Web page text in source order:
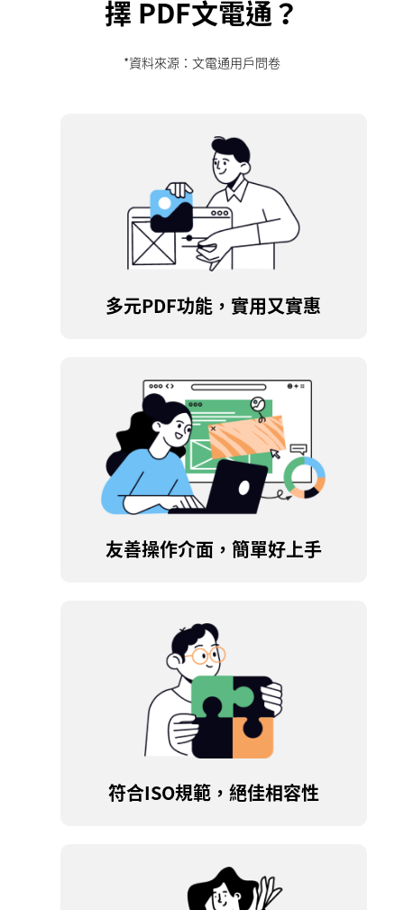
擇 PDF文電通？
*資料來源：文電通用戶問卷
多元PDF功能，實用又實惠
友善操作介面，簡單好上手
符合ISO規範，絕佳相容性